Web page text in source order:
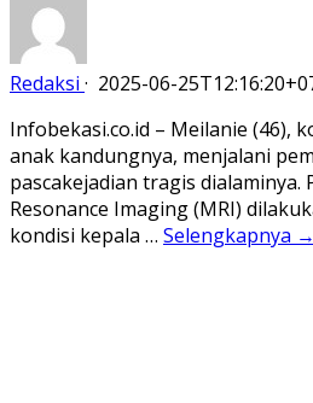
Redaksi · 2025-06-
Infobekasi.co.id – Meilanie (46),
anak kandungnya, menjalani
pascakejadian tragis dialaminya.
Resonance Imaging (MRI)
kondisi kepala … Selengkapnya →